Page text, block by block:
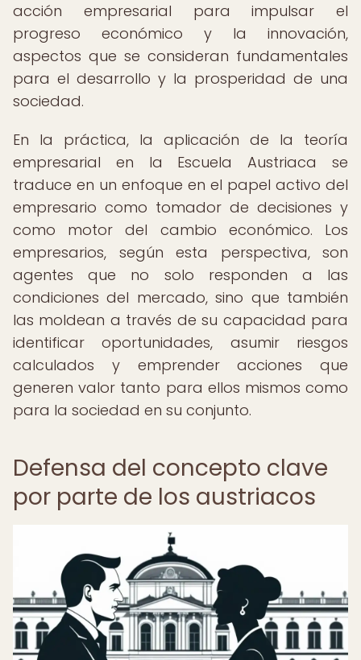
acción empresarial para impulsar el
progreso económico y la innovación,
aspectos que se consideran fundamentales
para el desarrollo y la prosperidad de una
sociedad.
En la práctica, la aplicación de la teoría
empresarial en la Escuela Austriaca se
traduce en un enfoque en el papel activo del
empresario como tomador de decisiones y
como motor del cambio económico. Los
empresarios, según esta perspectiva, son
agentes que no solo responden a las
condiciones del mercado, sino que también
las moldean a través de su capacidad para
identificar oportunidades, asumir riesgos
calculados y emprender acciones que
generen valor tanto para ellos mismos como
para la sociedad en su conjunto.
Defensa del concepto clave
por parte de los austriacos